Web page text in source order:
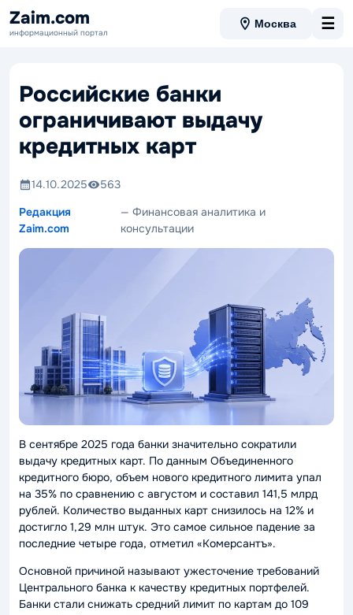
Zaim.com
информационный портал
Москва ☰
Российские банки
ограничивают выдачу
кредитных карт
14.10.2025
563
Редакция
Zaim.com
— Финансовая аналитика и
консультации
В сентябре 2025 года банки значительно сократили
выдачу кредитных карт. По данным Объединенного
кредитного бюро, объем нового кредитного лимита упал
на 35% по сравнению с августом и составил 141,5 млрд
рублей. Количество выданных карт снизилось на 12% и
достигло 1,29 млн штук. Это самое сильное падение за
последние четыре года, отметил «Комерсантъ».
Основной причиной называют ужесточение требований
Центрального банка к качеству кредитных портфелей.
Банки стали снижать средний лимит по картам до 109